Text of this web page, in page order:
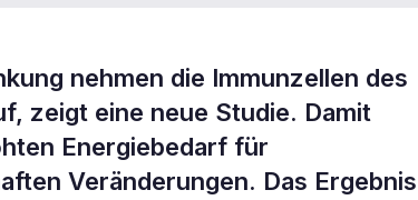
mit
nehmen die Immunzellen des
zeigt eine neue Studie. Damit
Energiebedarf für
Veränderungen. Das Ergebnis